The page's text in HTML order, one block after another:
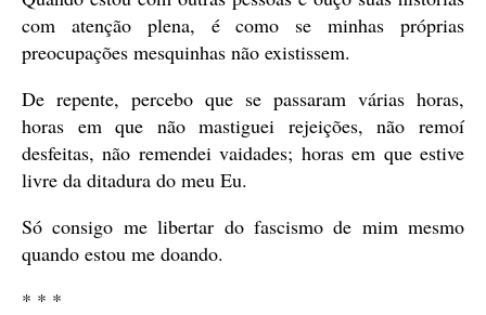
com atenção plena, é como se minhas próprias
preocupações mesquinhas não existissem.
De repente, percebo que se passaram várias horas,
horas em que não mastiguei rejeições, não remoí
desfeitas, não remendei vaidades; horas em que estive
livre da ditadura do meu Eu.
Só consigo me libertar do fascismo de mim mesmo
quando estou me doando.
* * *